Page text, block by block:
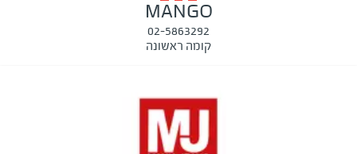
MANGO
02-5863292
קומה ראשונה